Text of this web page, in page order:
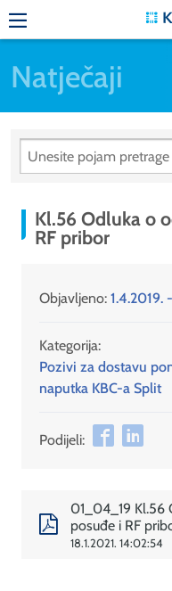
Natječaji
Kl.56 Odluka o
RF pribor
Objavljeno: 1.4.2019.
Kategorija:
Pozivi za dostavu
naputka KBC-a Split
Podijeli:
01_04_19 Kl.56
posuđe i RF
18.1.2021. 14:02:54